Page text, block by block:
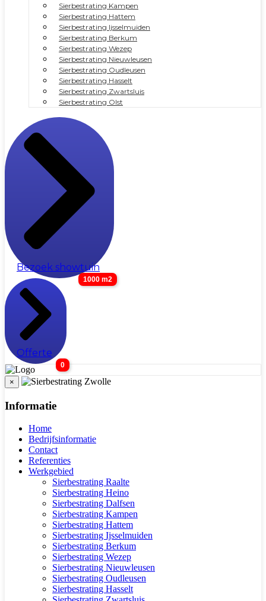
Sierbestrating Kampen
Sierbestrating Hattem
Sierbestrating Ijsselmuiden
Sierbestrating Berkum
Sierbestrating Wezep
Sierbestrating Nieuwleusen
Sierbestrating Oudleusen
Sierbestrating Hasselt
Sierbestrating Zwartsluis
Sierbestrating Olst
Bezoek showtuin
1000 m2
Offerte
0
×
Informatie
Home
Bedrijfsinformatie
Contact
Referenties
Werkgebied
Sierbestrating Raalte
Sierbestrating Heino
Sierbestrating Dalfsen
Sierbestrating Kampen
Sierbestrating Hattem
Sierbestrating Ijsselmuiden
Sierbestrating Berkum
Sierbestrating Wezep
Sierbestrating Nieuwleusen
Sierbestrating Oudleusen
Sierbestrating Hasselt